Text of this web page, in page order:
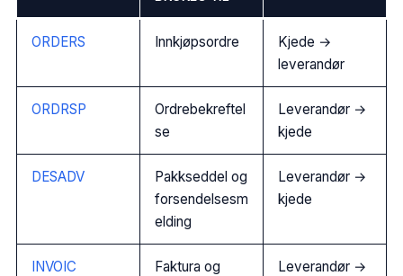
ORDERS Innkjøpsordre
Kjede →
leverandør
ORDRSP
Ordrebekreftel
se
Leverandør →
kjede
DESADV
Pakkseddel og
forsendelsesm
elding
Leverandør →
kjede
INVOIC
Faktura og
Leverandør →